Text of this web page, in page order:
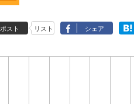
ポスト リスト シェア